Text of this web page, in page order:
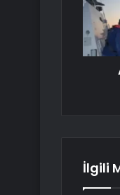
İlgili